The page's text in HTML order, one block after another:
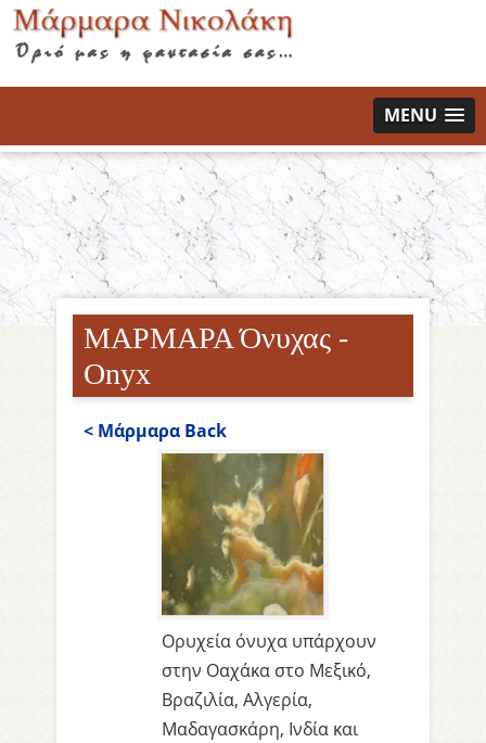
MENU
ΜΑΡΜΑΡΑ Όνυχας -
Onyx
< Μάρμαρα Back
Ορυχεία όνυχα υπάρχουν
στην Οαχάκα στο Μεξικό,
Βραζιλία, Αλγερία,
Μαδαγασκάρη, Ινδία και